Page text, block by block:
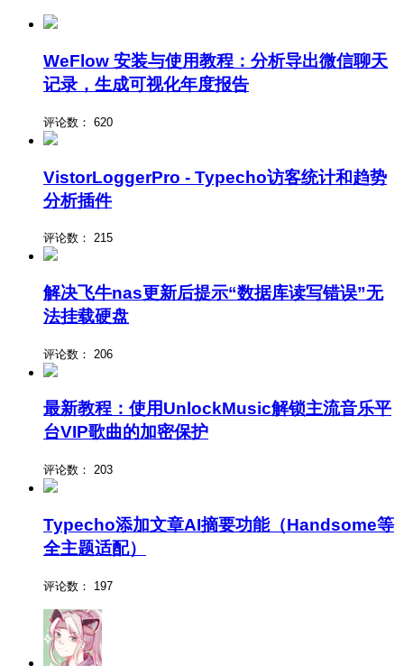
WeFlow 安装与使用教程：分析导出微信聊天
记录，生成可视化年度报告
评论数： 620
VistorLoggerPro - Typecho访客统计和趋势
分析插件
评论数： 215
解决飞牛nas更新后提示“数据库读写错误”无
法挂载硬盘
评论数： 206
最新教程：使用UnlockMusic解锁主流音乐平
台VIP歌曲的加密保护
评论数： 203
Typecho添加文章AI摘要功能（Handsome等
全主题适配）
评论数： 197